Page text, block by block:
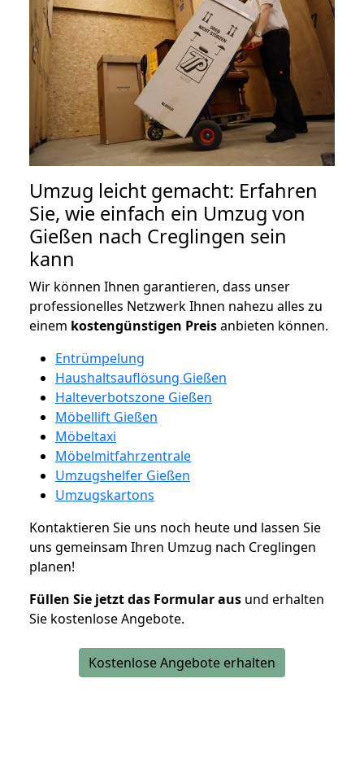
Umzug leicht gemacht: Erfahren
Sie, wie einfach ein Umzug von
Gießen nach Creglingen sein
kann
Wir können Ihnen garantieren, dass unser
professionelles Netzwerk Ihnen nahezu alles zu
einem kostengünstigen Preisanbieten können.
Entrümpelung
Haushaltsauflösung Gießen
Halteverbotszone Gießen
Möbellift Gießen
Möbeltaxi
Möbelmitfahrzentrale
Umzugshelfer Gießen
Umzugskartons
Kontaktieren Sie uns noch heute und lassen Sie
uns gemeinsam Ihren Umzug nach Creglingen
planen!
Füllen Sie jetzt das Formular aus und erhalten
Sie kostenlose Angebote.
Kostenlose Angebote erhalten